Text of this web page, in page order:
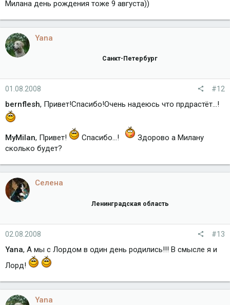
Милана день рождения тоже 9 августа))
Yana
Санкт-Петербург
01.08.2008 #12
bernflesh, Привет!Спасибо!Очень надеюсь что прдрастёт...!
MyMilan, Привет! Спасибо...!
Здорово а Милану
сколько будет?
Селена
Ленинградская область
02.08.2008 #13
Yana, А мы с Лордом в один день родились!!! В смысле я и
Лорд!
Yana